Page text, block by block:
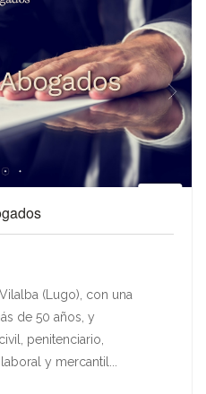
(Lugo), con una
de 50 años, y
penitenciario,
y mercantil...